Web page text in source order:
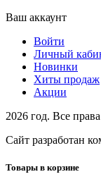
Ваш аккаунт
Войти
Личный
Новинки
Хиты продаж
Акции
2026 год. Все
Сайт разработан
Товары в корзине